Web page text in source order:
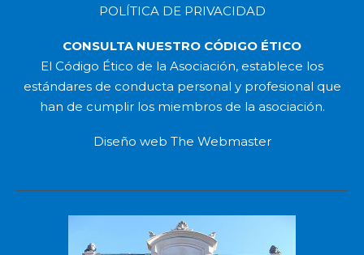
POLÍTICA DE PRIVACIDAD
CONSULTA NUESTRO CÓDIGO ÉTICO
El Código Ético de la Asociación, establece los
estándares de conducta personal y profesional que
han de cumplir los miembros de la asociación.
Diseño web The Webmaster